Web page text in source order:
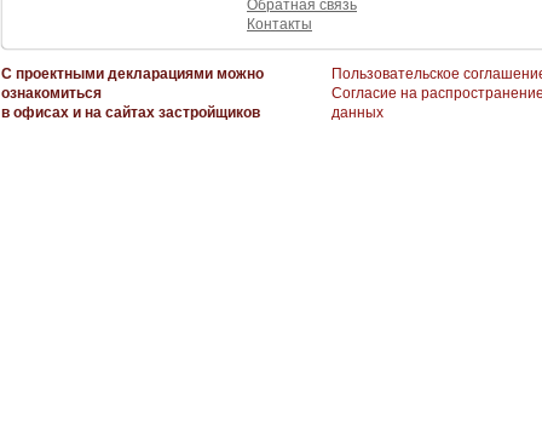
Обратная связь
Контакты
С проектными декларациями можно
ознакомиться
в офисах и на сайтах застройщиков
Пользовательское
Согласие на
данных